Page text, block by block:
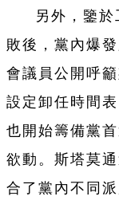
另外，鑒
敗後，黨內爆
會議員公開呼
設定卸任時間
也開始籌備黨
欲動。斯塔莫
合了黨內不同